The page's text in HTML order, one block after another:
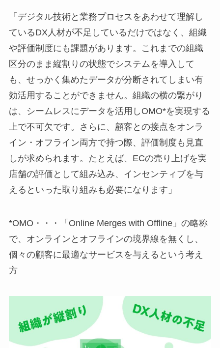
「デジタル技術と業務プロセスをあわせて理解し
ているDX人材が不足しているだけではなく、組織
や評価制度にも課題があります。これまでの組織
区分のまま縦割りの状態でシステムを導入して
も、せっかく集めたデータが分断されてしまい有
効活用することができません。組織の横の繋がり
は、シームレスにデータを活用しOMO*を実現する
上で不可欠です。さらに、顧客との接点をオンラ
イン・オフライン両方で持つ際、評価制度も見直
しが求められます。たとえば、ECの売り上げを実
店舗の評価として組み込み、インセンティブを与
えるといった取り組みも必要になります」
*OMO・・・「Online Merges with Offline」の略称
で、オンラインとオフラインの境界線を無くし、
個々の顧客に最適なサービスを与えるという考え
方